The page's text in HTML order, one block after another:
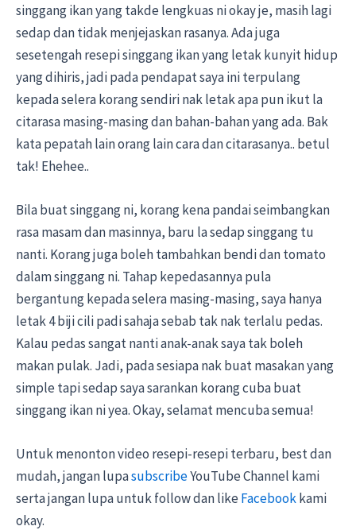
singgang ikan yang takde lengkuas ni okay je, masih lagi
sedap dan tidak menjejaskan rasanya. Ada juga
sesetengah resepi singgang ikan yang letak kunyit hidup
yang dihiris, jadi pada pendapat saya ini terpulang
kepada selera korang sendiri nak letak apa pun ikut la
citarasa masing-masing dan bahan-bahan yang ada. Bak
kata pepatah lain orang lain cara dan citarasanya.. betul
tak! Ehehee..
Bila buat singgang ni, korang kena pandai seimbangkan
rasa masam dan masinnya, baru la sedap singgang tu
nanti. Korang juga boleh tambahkan bendi dan tomato
dalam singgang ni. Tahap kepedasannya pula
bergantung kepada selera masing-masing, saya hanya
letak 4 biji cili padi sahaja sebab tak nak terlalu pedas.
Kalau pedas sangat nanti anak-anak saya tak boleh
makan pulak. Jadi, pada sesiapa nak buat masakan yang
simple tapi sedap saya sarankan korang cuba buat
singgang ikan ni yea. Okay, selamat mencuba semua!
Untuk menonton video resepi-resepi terbaru, best dan
mudah, jangan lupasubscribeYouTube Channel kami
serta jangan lupa untuk follow dan likeFacebookkami
okay.